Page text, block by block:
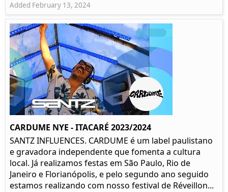
Added February 13, 2024
CARDUME NYE - ITACARÉ 2023/2024
SANTZ INFLUENCES. CARDUME é um label paulistano
e gravadora independente que fomenta a cultura
local. Já realizamos festas em São Paulo, Rio de
Janeiro e Florianópolis, e pelo segundo ano seguido
estamos realizando com nosso festival de Réveillon...